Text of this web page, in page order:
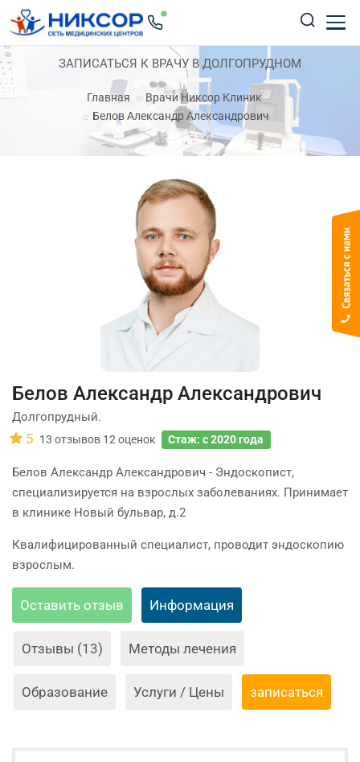
ЗАПИСАТЬСЯ К ВРАЧУ В ДОЛГОПРУДНОМ
Главная
Врачи Никсор Клиник
Белов Александр Александрович
Белов Александр Александрович
Долгопрудный.
5 13 отзывов 12 оценок Стаж: с 2020 года
Белов Александр Александрович - Эндоскопист,
специализируется на взрослых заболеваниях. Принимает
в клинике Новый бульвар, д.2
Квалифицированный специалист, проводит эндоскопию
взрослым.
Оставить отзыв Информация
Отзывы (13) Методы лечения
Образование Услуги / Цены записаться